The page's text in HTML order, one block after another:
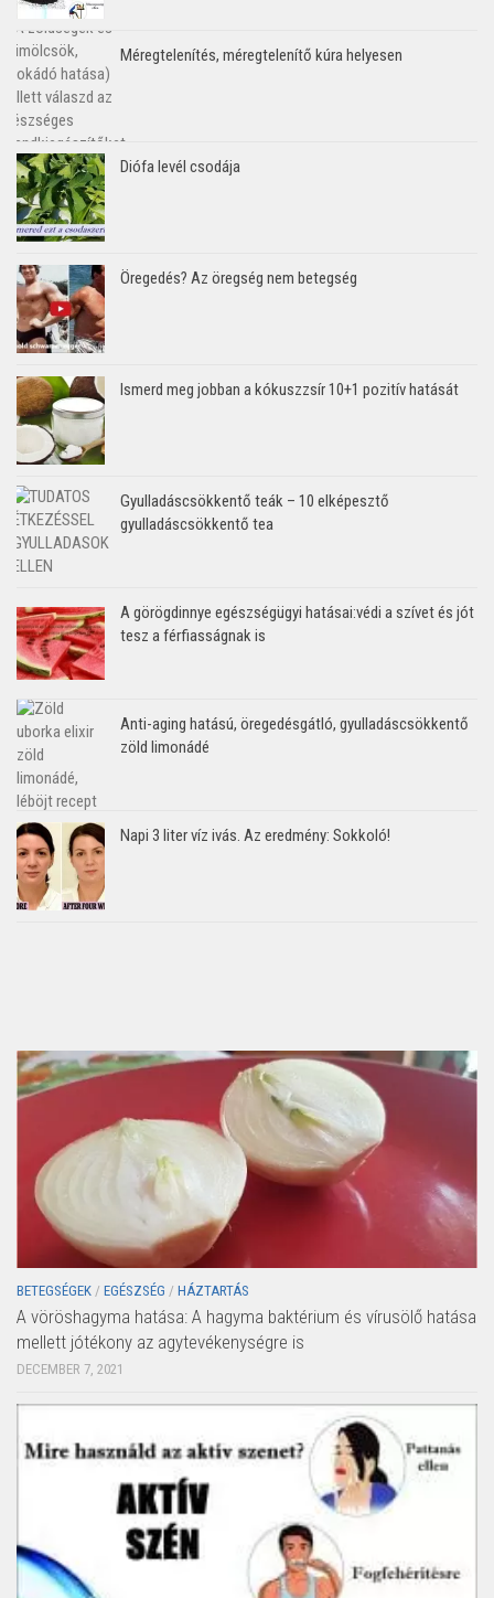
Méregtelenítés, méregtelenítő kúra helyesen
Diófa levél csodája
Öregedés? Az öregség nem betegség
Ismerd meg jobban a kókuszzsír 10+1 pozitív hatását
Gyulladáscsökkentő teák – 10 elképesztő
gyulladáscsökkentő tea
A görögdinnye egészségügyi hatásai:védi a szívet és jót
tesz a férfiasságnak is
Anti-aging hatású, öregedésgátló, gyulladáscsökkentő
zöld limonádé
Napi 3 liter víz ivás. Az eredmény: Sokkoló!
BETEGSÉGEK / EGÉSZSÉG / HÁZTARTÁS
A vöröshagyma hatása: A hagyma baktérium és vírusölő hatása
mellett jótékony az agytevékenységre is
DECEMBER 7, 2021